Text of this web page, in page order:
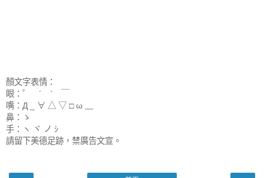
顏文字表情：
眼：゜ ´ ` ￣
嘴：Д _ ∀ △ ▽ □ ω ﹏
鼻：ゝ
手：ヽ ヾ ノ ｼ
請留下美德足跡，禁廣告文宣。